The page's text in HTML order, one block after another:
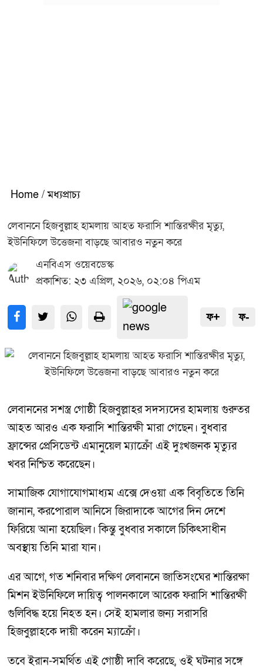
Home / মধ্যপ্রাচ্য
লেবাননে হিজবুল্লাহ হামলায় আহত ফরাসি শান্তিরক্ষীর মৃত্যু,
ইউনিফিলে উত্তেজনা বাড়ছে আবারও নতুন করে
এনবিএস ওয়েবডেস্ক
প্রকাশিত: ২৩ এপ্রিল, ২০২৬, ০২:০৪ পিএম
ফ+ ফ-
লেবাননের সশস্ত্র গোষ্ঠী হিজবুল্লাহর সদস্যদের হামলায় গুরুতর
আহত আরও এক ফরাসি শান্তিরক্ষী মারা গেছেন। বুধবার
ফ্রান্সের প্রেসিডেন্ট এমানুয়েল ম্যাক্রোঁ এই দুঃখজনক মৃত্যুর
খবর নিশ্চিত করেছেন।
সামাজিক যোগাযোগমাধ্যম এক্সে দেওয়া এক বিবৃতিতে তিনি
জানান, করপোরাল আনিসে জিরাদাকে আগের দিন দেশে
ফিরিয়ে আনা হয়েছিল। কিন্তু বুধবার সকালে চিকিৎসাধীন
অবস্থায় তিনি মারা যান।
এর আগে, গত শনিবার দক্ষিণ লেবাননে জাতিসংঘের শান্তিরক্ষা
মিশন ইউনিফিলে দায়িত্ব পালনকালে আরেক ফরাসি শান্তিরক্ষী
গুলিবিদ্ধ হয়ে নিহত হন। সেই হামলার জন্য সরাসরি
হিজবুল্লাহকে দায়ী করেন ম্যাক্রোঁ।
তবে ইরান-সমর্থিত এই গোষ্ঠী দাবি করেছে, ওই ঘটনার সঙ্গে